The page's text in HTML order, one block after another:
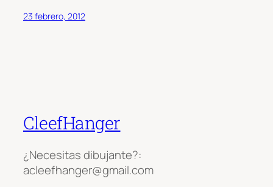
23 febrero, 2012
CleefHanger
¿Necesitas dibujante?:
acleefhanger@gmail.com